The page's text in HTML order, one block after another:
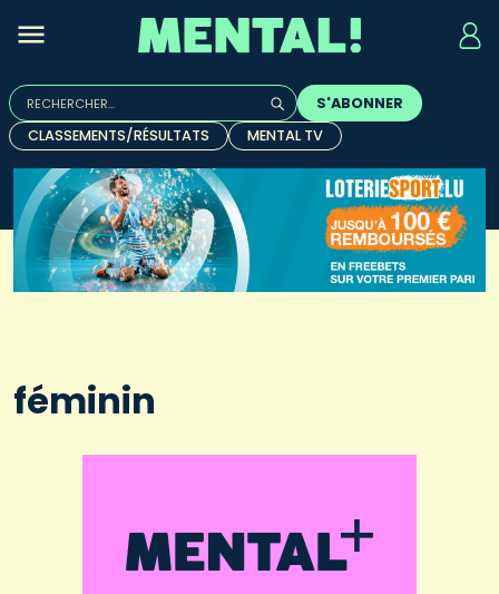
Rechercher :
Quand les résultats de l'auto-complétion sont
S'ABONNER
CLASSEMENTS/RÉSULTATS
MENTAL TV
féminin